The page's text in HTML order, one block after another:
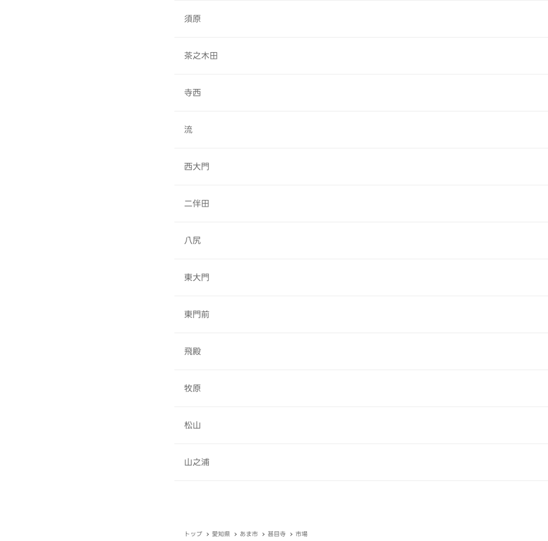
須原
茶之木田
寺西
流
西大門
二伴田
八尻
東大門
東門前
飛殿
牧原
松山
山之浦
トップ 愛知県 あま市 甚目寺 市場